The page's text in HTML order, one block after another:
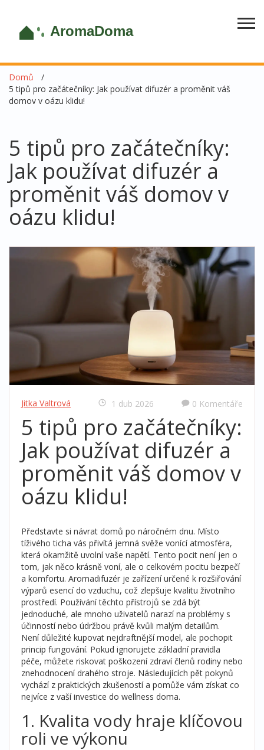
Domů
5 tipů pro začátečníky: Jak používat difuzér a proměnit váš
domov v oázu klidu!
5 tipů pro začátečníky:
Jak používat difuzér a
proměnit váš domov v
oázu klidu!
Jitka Valtrová 1 dub 2026 0 Komentáře
5 tipů pro začátečníky:
Jak používat difuzér a
proměnit váš domov v
oázu klidu!
Představte si návrat domů po náročném dnu. Místo
tíživého ticha vás přivítá jemná svěže vonící atmosféra,
která okamžitě uvolní vaše napětí. Tento pocit není jen o
tom, jak něco krásně voní, ale o celkovém pocitu bezpečí
a komfortu. Aromadifuzér je zařízení určené k rozšiřování
výparů esencí do vzduchu, což zlepšuje kvalitu životního
prostředí. Používání těchto přístrojů se zdá být
jednoduché, ale mnoho uživatelů narazí na problémy s
účinností nebo údržbou právě kvůli malým detailům.
Není důležité kupovat nejdraftnější model, ale pochopit
princip fungování. Pokud ignorujete základní pravidla
péče, můžete riskovat poškození zdraví členů rodiny nebo
znehodnocení drahého stroje. Následujících pět pokynů
vychází z praktických zkušeností a pomůže vám získat co
nejvíce z vaší investice do wellness doma.
1. Kvalita vody hraje klíčovou
roli ve výkonu